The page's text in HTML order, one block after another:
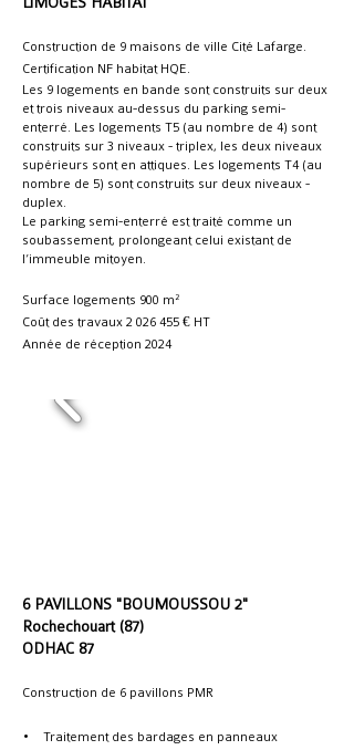
Construction de 9 maisons de ville Cité Lafarge.
Certification NF habitat HQE.
Les 9 logements en bande sont construits sur deux
et trois niveaux au-dessus du parking semi-
enterré. Les logements T5 (au nombre de 4) sont
construits sur 3 niveaux - triplex, les deux niveaux
supérieurs sont en attiques. Les logements T4 (au
nombre de 5) sont construits sur deux niveaux -
duplex.
Le parking semi-enterré est traité comme un
soubassement, prolongeant celui existant de
l’immeuble mitoyen.
Surface logements 900 m²
Coût des travaux 2 026 455 € HT
Année de réception 2024
6 PAVILLONS "BOUMOUSSOU 2"
Rochechouart (87)
ODHAC 87
Construction de 6 pavillons PMR
• Traitement des bardages en panneaux